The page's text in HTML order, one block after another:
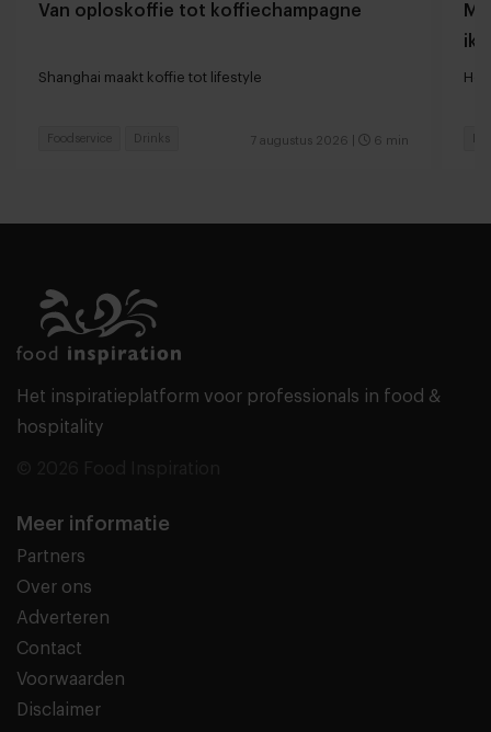
Van oploskoffie tot koffiechampagne
Shanghai maakt koffie tot lifestyle
7 augustus 2026 6 min
Foodservice Drinks
ik
Het inspiratieplatform voor professionals in food &
hospitality
Meer informatie
Partners
Over ons
Adverteren
Contact
Voorwaarden
Disclaimer